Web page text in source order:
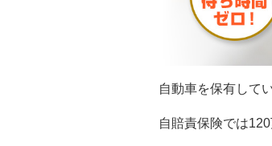
自動車を保有して
自賠責保険では